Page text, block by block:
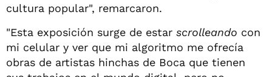
cultura popular", remarcaron.
"Esta exposición surge de estar scrolleando con
mi celular y ver que mi algoritmo me ofrecía
obras de artistas hinchas de Boca que tienen